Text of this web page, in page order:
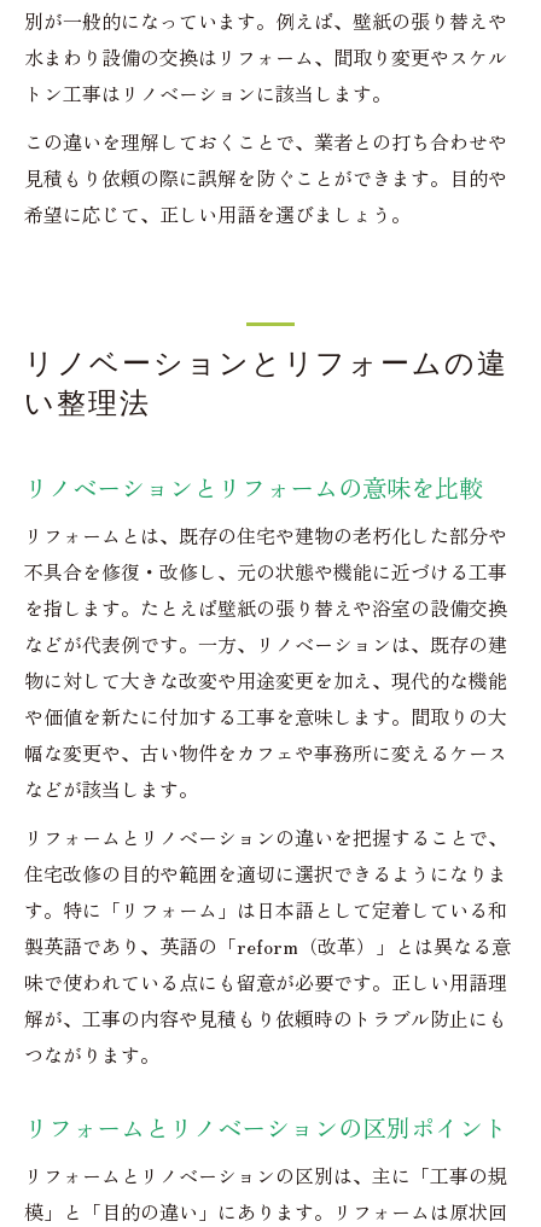
別が一般的になっています。例えば、壁紙の張り替えや
水まわり設備の交換はリフォーム、間取り変更やスケル
トン工事はリノベーションに該当します。
この違いを理解しておくことで、業者との打ち合わせや
見積もり依頼の際に誤解を防ぐことができます。目的や
希望に応じて、正しい用語を選びましょう。
リノベーションとリフォームの違
い整理法
リノベーションとリフォームの意味を比較
リフォームとは、既存の住宅や建物の老朽化した部分や
不具合を修復・改修し、元の状態や機能に近づける工事
を指します。たとえば壁紙の張り替えや浴室の設備交換
などが代表例です。一方、リノベーションは、既存の建
物に対して大きな改変や用途変更を加え、現代的な機能
や価値を新たに付加する工事を意味します。間取りの大
幅な変更や、古い物件をカフェや事務所に変えるケース
などが該当します。
リフォームとリノベーションの違いを把握することで、
住宅改修の目的や範囲を適切に選択できるようになりま
す。特に「リフォーム」は日本語として定着している和
製英語であり、英語の「reform（改革）」とは異なる意
味で使われている点にも留意が必要です。正しい用語理
解が、工事の内容や見積もり依頼時のトラブル防止にも
つながります。
リフォームとリノベーションの区別ポイント
リフォームとリノベーションの区別は、主に「工事の規
模」と「目的の違い」にあります。リフォームは原状回